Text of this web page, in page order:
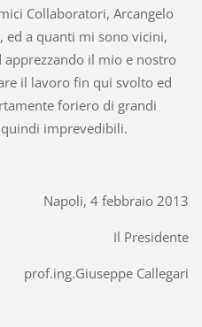
Collaboratori, Arcangelo
ed a quanti mi sono vicini,
apprezzando il mio e nostro
il lavoro fin qui svolto ed
foriero di grandi
imprevedibili.
Napoli, 4 febbraio 2013
Il Presidente
prof.ing.Giuseppe Callegari